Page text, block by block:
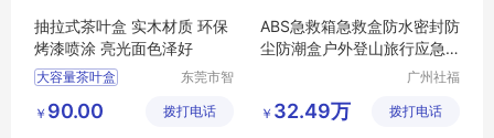
抽拉式茶叶盒 实木材质 环保
烤漆喷涂 亮光面色泽好
大容量茶叶盒
多功能茶叶盒
东莞市智
限公司
￥ 90.00 拨打电话
ABS急救箱急救盒防水密封防
尘防潮盒户外登山旅行应急
广州社福
械有限公
￥ 32.49万 拨打电话